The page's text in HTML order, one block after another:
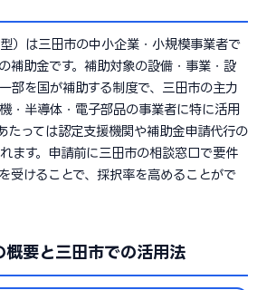
）は三田市の中小企業・小規模事業者で
補助金です。補助対象の設備・事業・設
部を国が補助する制度で、三田市の主力
・半導体・電子部品の事業者に特に活用
たっては認定支援機関や補助金申請代行の
ます。申請前に三田市の相談窓口で要件
受けることで、採択率を高めることがで
概要と三田市での活用法